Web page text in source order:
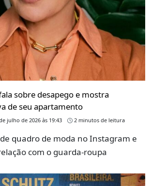
sobre desapego e mostra
de seu apartamento
julho de 2026 às 19:43 2 minutos de leitura
quadro de moda no Instagram e
com o guarda-roupa